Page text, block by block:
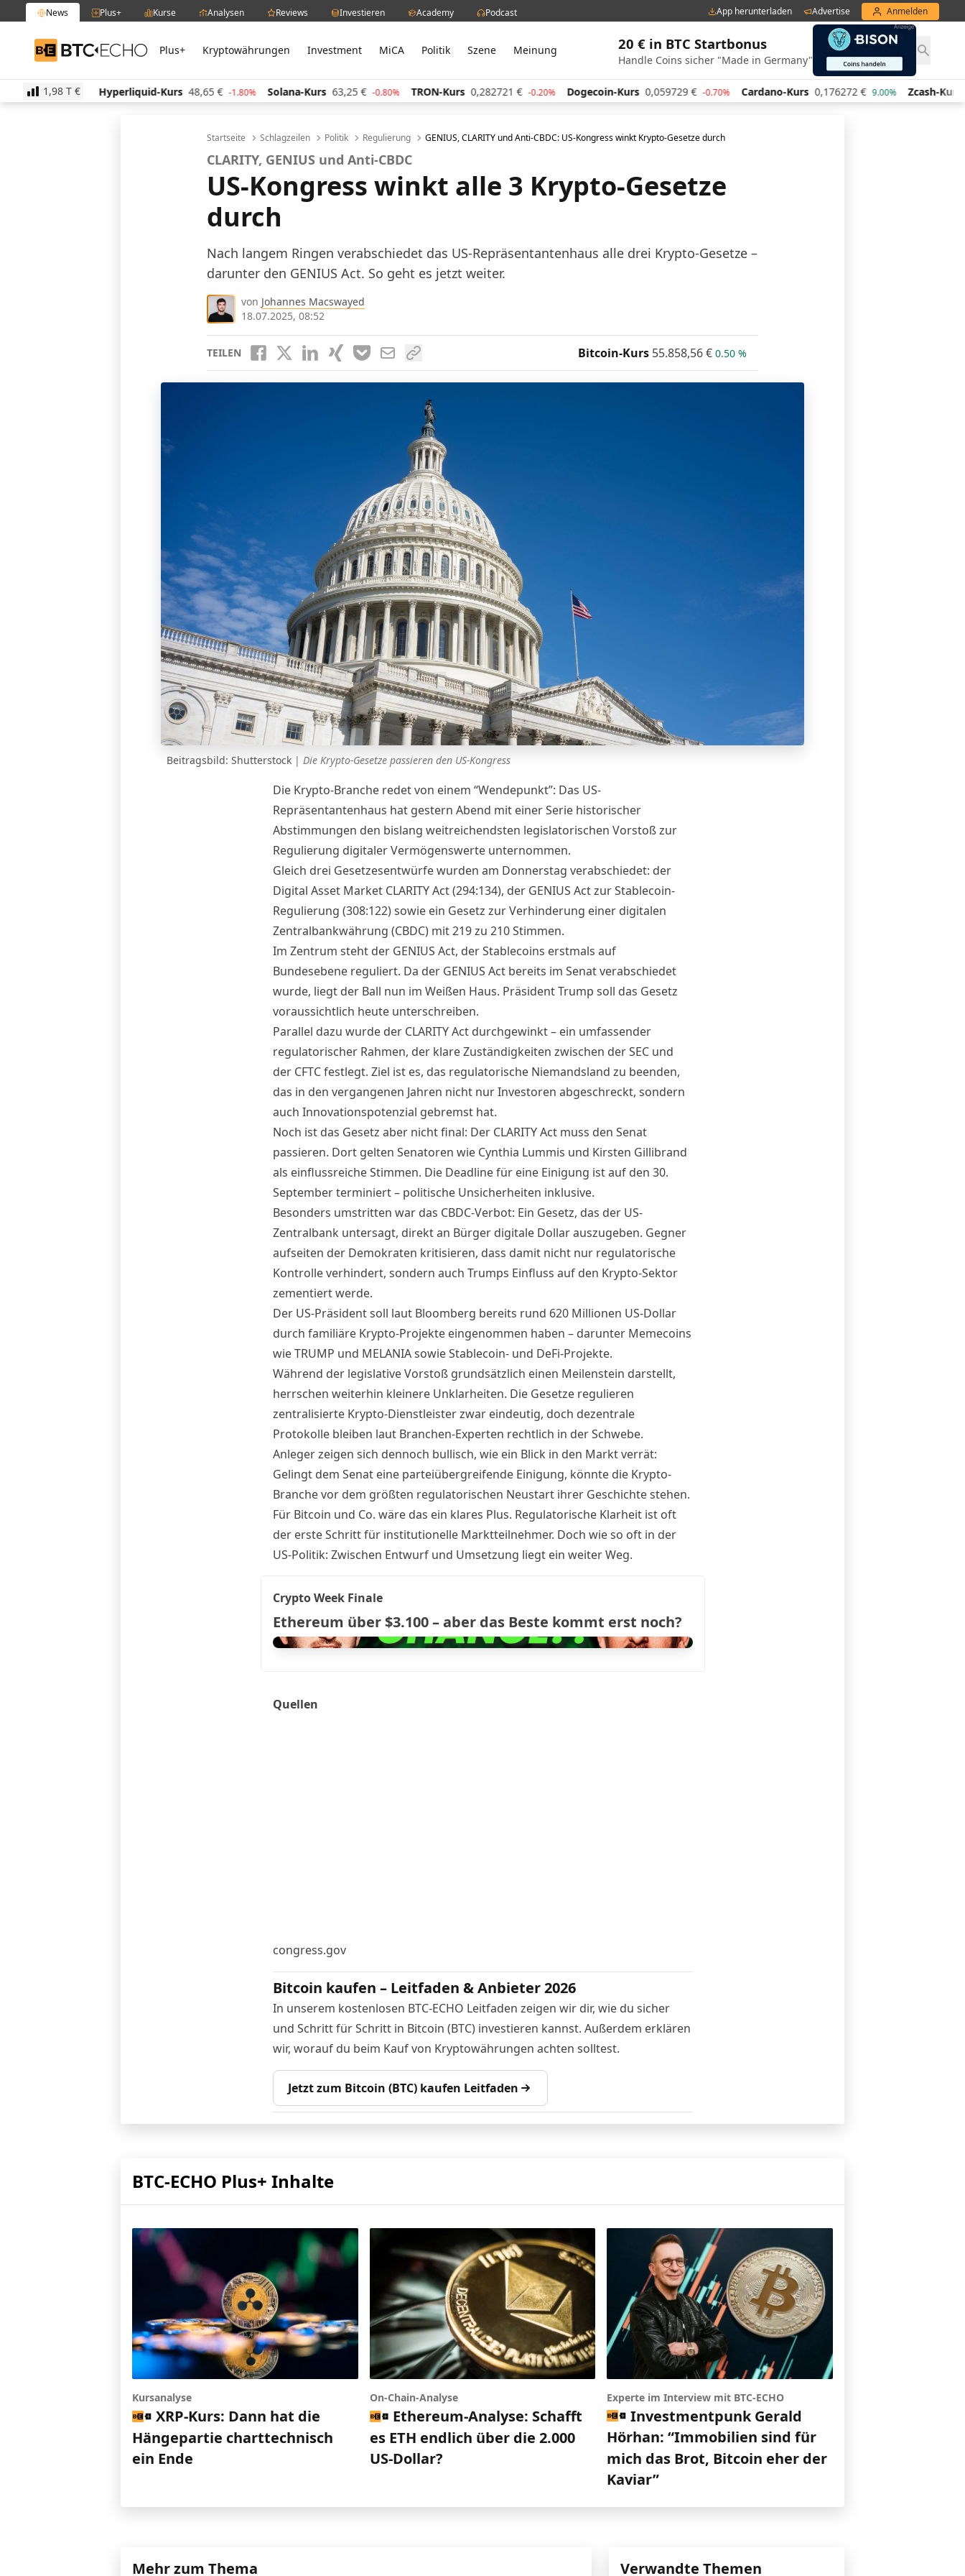
News Plus+ Kurse Analysen Reviews Investieren Academy Podcast App herunterladen Advertise Anmelden
BTC-ECHO Plus+ Kryptowährungen Investment MiCA Politik Szene Meinung 20 € in BTC Startbonus
Handle Coins sicher "Made in Germany"
1,98 T €
-1.30% Hyperliquid-Kurs 48,65 € -1.80% Solana-Kurs 63,25 € -0.80% TRON-Kurs 0,282721 € -0.20% Dogecoin-Kurs 0,059729 € -0.70% Cardano-Kurs 0,176272 € 9.00% Zcash-Kurs
Startseite Schlagzeilen Politik Regulierung GENIUS, CLARITY und Anti-CBDC: US-Kongress winkt Krypto-Gesetze durch
CLARITY, GENIUS und Anti-CBDC
US-Kongress winkt alle 3 Krypto-Gesetze
durch
Nach langem Ringen verabschiedet das US-Repräsentantenhaus alle drei Krypto-Gesetze –
darunter den GENIUS Act. So geht es jetzt weiter.
von Johannes Macswayed
18.07.2025, 08:52
TEILEN Bitcoin-Kurs 55.858,56€ 0.50 %
Beitragsbild: Shutterstock | Die Krypto-Gesetze passieren den US-Kongress
Die Krypto-Branche redet von einem “Wendepunkt”: Das US-
Repräsentantenhaus hat gestern Abend mit einer Serie historischer
Abstimmungen den bislang weitreichendsten legislatorischen Vorstoß zur
Regulierung digitaler Vermögenswerte unternommen.
Gleich drei Gesetzesentwürfe wurden am Donnerstag verabschiedet: der
Digital Asset Market CLARITY Act (294:134), der GENIUS Act zur Stablecoin-
Regulierung (308:122) sowie ein Gesetz zur Verhinderung einer digitalen
Zentralbankwährung (CBDC) mit 219 zu 210 Stimmen.
Im Zentrum steht der GENIUS Act, der Stablecoins erstmals auf
Bundesebene reguliert. Da der GENIUS Act bereits im Senat verabschiedet
wurde, liegt der Ball nun im Weißen Haus. Präsident Trump soll das Gesetz
voraussichtlich heute unterschreiben.
Parallel dazu wurde der CLARITY Act durchgewinkt – ein umfassender
regulatorischer Rahmen, der klare Zuständigkeiten zwischen der SEC und
der CFTC festlegt. Ziel ist es, das regulatorische Niemandsland zu beenden,
das in den vergangenen Jahren nicht nur Investoren abgeschreckt, sondern
auch Innovationspotenzial gebremst hat.
Noch ist das Gesetz aber nicht final: Der CLARITY Act muss den Senat
passieren. Dort gelten Senatoren wie Cynthia Lummis und Kirsten Gillibrand
als einflussreiche Stimmen. Die Deadline für eine Einigung ist auf den 30.
September terminiert – politische Unsicherheiten inklusive.
Besonders umstritten war das CBDC-Verbot: Ein Gesetz, das der US-
Zentralbank untersagt, direkt an Bürger digitale Dollar auszugeben. Gegner
aufseiten der Demokraten kritisieren, dass damit nicht nur regulatorische
Kontrolle verhindert, sondern auch Trumps Einfluss auf den Krypto-Sektor
zementiert werde.
Der US-Präsident soll laut Bloomberg bereits rund 620 Millionen US-Dollar
durch familiäre Krypto-Projekte eingenommen haben – darunter Memecoins
wie TRUMP und MELANIA sowie Stablecoin- und DeFi-Projekte.
Während der legislative Vorstoß grundsätzlich einen Meilenstein darstellt,
herrschen weiterhin kleinere Unklarheiten. Die Gesetze regulieren
zentralisierte Krypto-Dienstleister zwar eindeutig, doch dezentrale
Protokolle bleiben laut Branchen-Experten rechtlich in der Schwebe.
Anleger zeigen sich dennoch bullisch, wie ein Blick in den Marktverrät:
Gelingt dem Senat eine parteiübergreifende Einigung, könnte die Krypto-
Branche vor dem größten regulatorischen Neustart ihrer Geschichte stehen.
Für Bitcoin und Co. wäre das ein klares Plus. Regulatorische Klarheit ist oft
der erste Schritt für institutionelle Marktteilnehmer. Doch wie so oft in der
US-Politik: Zwischen Entwurf und Umsetzung liegt ein weiter Weg.
Crypto Week Finale
Ethereum über $3.100 – aber das Beste kommt erst noch?
Quellen
congress.gov
Bitcoin kaufen – Leitfaden & Anbieter 2026
In unserem kostenlosen BTC-ECHO Leitfaden zeigen wir dir, wie du sicher
und Schritt für Schritt in Bitcoin (BTC) investieren kannst. Außerdem erklären
wir, worauf du beim Kauf von Kryptowährungen achten solltest.
Jetzt zum Bitcoin (BTC) kaufen Leitfaden
BTC-ECHO Plus+ Inhalte
Kursanalyse
XRP-Kurs: Dann hat die
Hängepartie charttechnisch
ein Ende
On-Chain-Analyse
Ethereum-Analyse: Schafft
es ETH endlich über die 2.000
US-Dollar?
Experte im Interview mit BTC-ECHO
Investmentpunk Gerald
Hörhan: “Immobilien sind für
mich das Brot, Bitcoin eher der
Kaviar”
Mehr zum Thema Verwandte Themen